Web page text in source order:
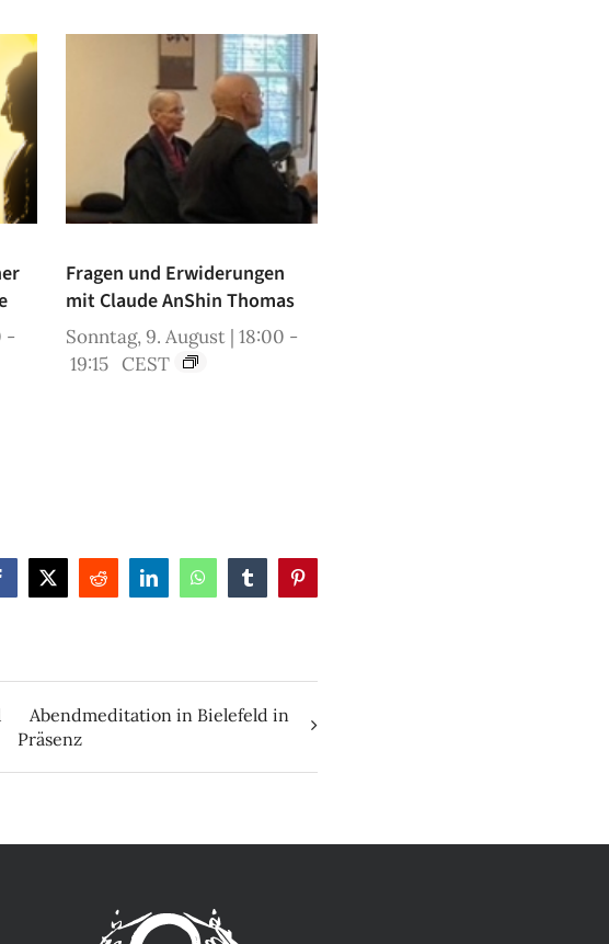
-
Fragen und Erwiderungen
mit Claude AnShin Thomas
Sonntag, 9. August | 18:00 -
19:15 CEST
X Reddit LinkedInWhatsAppTumblrPinterest
Abendmeditation in Bielefeld in
Präsenz